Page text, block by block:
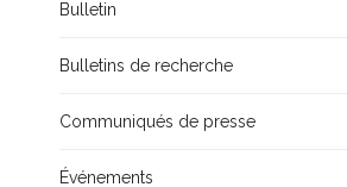
Bulletin
Bulletins de recherche
Communiqués de presse
Événements